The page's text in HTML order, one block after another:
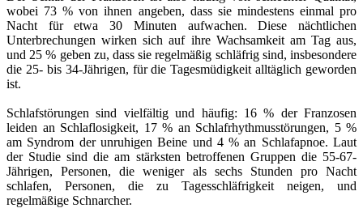
wobei 73 % von ihnen angeben, dass sie mindestens einmal pro
Nacht für etwa 30 Minuten aufwachen. Diese nächtlichen
Unterbrechungen wirken sich auf ihre Wachsamkeit am Tag aus,
und 25 % geben zu, dass sie regelmäßig schläfrig sind, insbesondere
die 25- bis 34-Jährigen, für die Tagesmüdigkeit alltäglich geworden
ist.
Schlafstörungen sind vielfältig und häufig: 16 % der Franzosen
leiden an Schlaflosigkeit, 17 % an Schlafrhythmusstörungen, 5 %
am Syndrom der unruhigen Beine und 4 % an Schlafapnoe. Laut
der Studie sind die am stärksten betroffenen Gruppen die 55-67-
Jährigen, Personen, die weniger als sechs Stunden pro Nacht
schlafen, Personen, die zu Tagesschläfrigkeit neigen, und
regelmäßige Schnarcher.